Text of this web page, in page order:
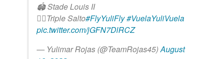
🏟 Stade Louis II
🏃‍♀️Triple Salto#FlyYuliFly#VuelaYuliVuela
pic.twitter.com/jGFN7DlRCZ
— Yulimar Rojas (@TeamRojas45)August